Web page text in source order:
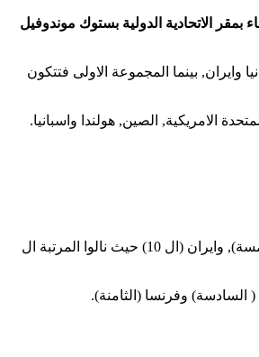
الاتحادية الدولية بستوك موندوفيل
وايران, بينما المجموعة الاولى فتتكون
الامريكية, الصين, هولندا واسبانيا.
خلال الالعاب البرالمبية الماضية- 2016, لعب ممثلو الجزائر(رجال) امام انجلترا (ميدالية برونزية), الولايات المتحدة الامريكية ( المتوجة), المانيا ( الثامنة), البرازيل (الخامسة), وايران (ال 10) حيث نالوا المرتبة ال